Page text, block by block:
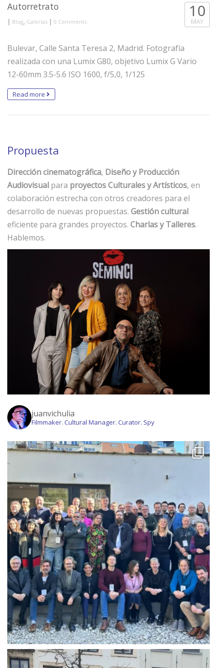
Autorretrato
| Blog, Galerías | 0 Comments
10
MAY
Bulevar, Calle Santa Teresa 2, Madrid. Fotografía
realizada con una Lumix G80, objetivo Lumix G Vario
12-60mm 3.5-5.6 ISO 1600, f/5,0, 1/125
Read more
Propuesta
Dirección cinematográfica, Diseño y Producción
Audiovisual para proyectos Culturales y Artísticos, en
colaboración estrecha con otros creadores para el
desarrollo de nuevas propuestas. Gestión cultural
eficiente para grandes proyectos. Charlas y Talleres.
Hablemos.
juanvichulia
Filmmaker. Cultural Manager. Curator. Spy